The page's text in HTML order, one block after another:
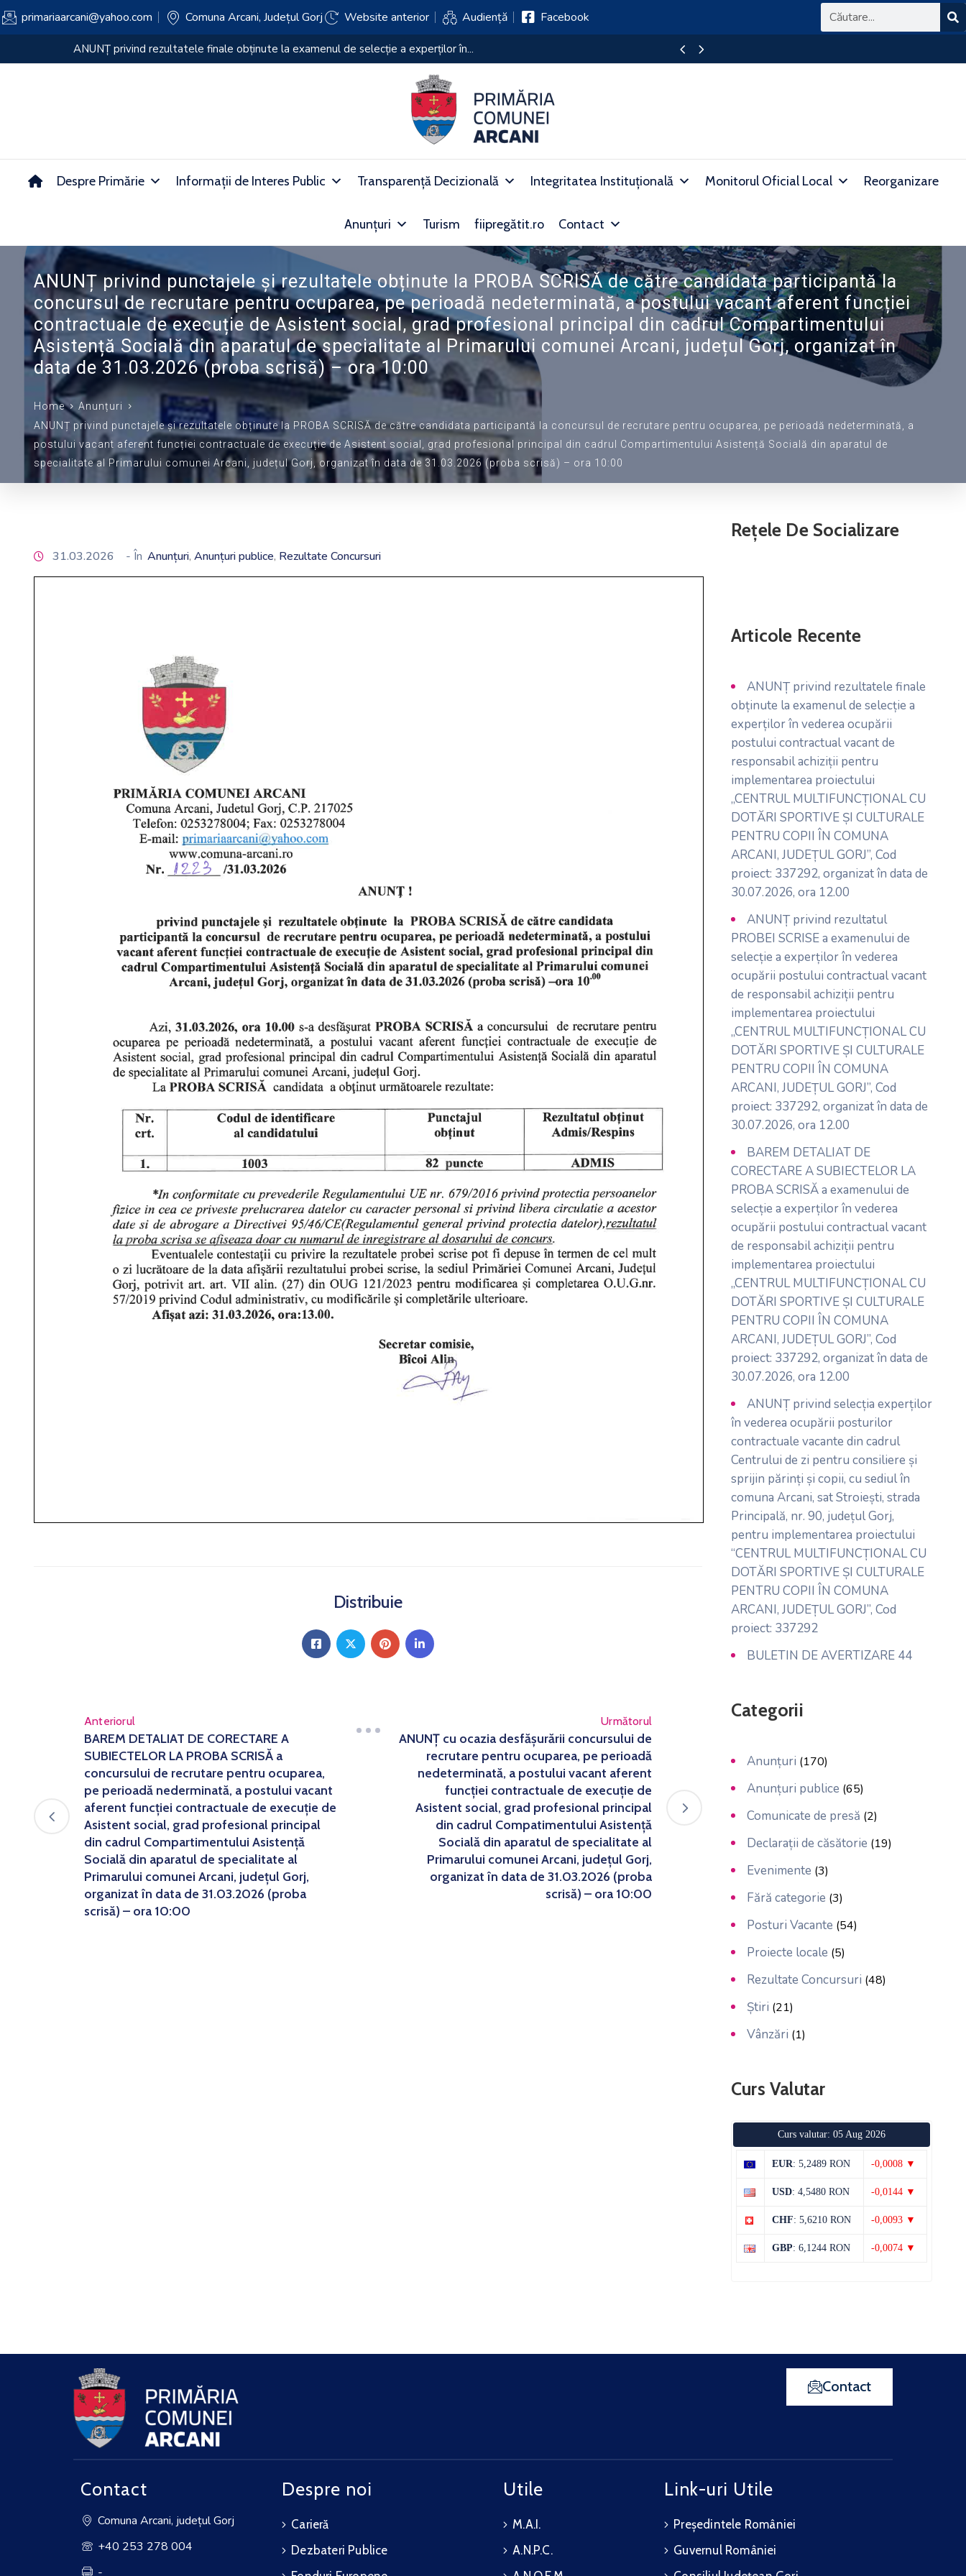
primariaarcani@yahoo.com Comuna Arcani, Județul Gorj Website anterior Audiență Facebook
ANUNȚ privind rezultatul PROBEI SCRISE a examenului de selecție a experților în...
Despre Primărie Informații de Interes Public Transparență Decizională Integritatea Instituțională Monitorul Oficial Local Reorganizare
Anunțuri Turism fiipregătit.ro Contact
ANUNȚ privind punctajele și rezultatele obținute la PROBA SCRISĂ de către candidata participantă la
concursul de recrutare pentru ocuparea, pe perioadă nedeterminată, a postului vacant aferent funcției
contractuale de execuție de Asistent social, grad profesional principal din cadrul Compartimentului
Asistență Socială din aparatul de specialitate al Primarului comunei Arcani, județul Gorj, organizat în
data de 31.03.2026 (proba scrisă) – ora 10:00
Home
Anunțuri
ANUNȚ privind punctajele și rezultatele obținute la PROBA SCRISĂ de către candidata participantă la concursul de recrutare pentru ocuparea, pe perioadă nedeterminată, a
postului vacant aferent funcției contractuale de execuție de Asistent social, grad profesional principal din cadrul Compartimentului Asistență Socială din aparatul de
specialitate al Primarului comunei Arcani, județul Gorj, organizat în data de 31.03.2026 (proba scrisă) – ora 10:00
31.03.2026 - În Anunțuri‚ Anunțuri publice‚ Rezultate Concursuri
Distribuie
Anteriorul
BAREM DETALIAT DE CORECTARE A
SUBIECTELOR LA PROBA SCRISĂ a
concursului de recrutare pentru ocuparea,
pe perioadă nederminată, a postului vacant
aferent funcției contractuale de execuție de
Asistent social, grad profesional principal
din cadrul Compartimentului Asistență
Socială din aparatul de specialitate al
Primarului comunei Arcani, județul Gorj,
organizat în data de 31.03.2026 (proba
scrisă) – ora 10:00
Următorul
ANUNȚ cu ocazia desfășurării concursului de
recrutare pentru ocuparea, pe perioadă
nedeterminată, a postului vacant aferent
funcției contractuale de execuție de
Asistent social, grad profesional principal
din cadrul Compatimentului Asistență
Socială din aparatul de specialitate al
Primarului comunei Arcani, județul Gorj,
organizat în data de 31.03.2026 (proba
scrisă) – ora 10:00
Rețele De Socializare
Articole Recente
ANUNȚ privind rezultatele finale
obținute la examenul de selecție a
experților în vederea ocupării
postului contractual vacant de
responsabil achiziții pentru
implementarea proiectului
„CENTRUL MULTIFUNCȚIONAL CU
DOTĂRI SPORTIVE ȘI CULTURALE
PENTRU COPII ÎN COMUNA
ARCANI, JUDEȚUL GORJ”, Cod
proiect: 337292, organizat în data de
30.07.2026, ora 12.00
ANUNȚ privind rezultatul
PROBEI SCRISE a examenului de
selecție a experților în vederea
ocupării postului contractual vacant
de responsabil achiziții pentru
implementarea proiectului
„CENTRUL MULTIFUNCȚIONAL CU
DOTĂRI SPORTIVE ȘI CULTURALE
PENTRU COPII ÎN COMUNA
ARCANI, JUDEȚUL GORJ”, Cod
proiect: 337292, organizat în data de
30.07.2026, ora 12.00
BAREM DETALIAT DE
CORECTARE A SUBIECTELOR LA
PROBA SCRISĂ a examenului de
selecție a experților în vederea
ocupării postului contractual vacant
de responsabil achiziții pentru
implementarea proiectului
„CENTRUL MULTIFUNCȚIONAL CU
DOTĂRI SPORTIVE ȘI CULTURALE
PENTRU COPII ÎN COMUNA
ARCANI, JUDEȚUL GORJ”, Cod
proiect: 337292, organizat în data de
30.07.2026, ora 12.00
ANUNȚ privind selecția experților
în vederea ocupării posturilor
contractuale vacante din cadrul
Centrului de zi pentru consiliere și
sprijin părinți și copii, cu sediul în
comuna Arcani, sat Stroiești, strada
Principală, nr. 90, județul Gorj,
pentru implementarea proiectului
“CENTRUL MULTIFUNCȚIONAL CU
DOTĂRI SPORTIVE ȘI CULTURALE
PENTRU COPII ÎN COMUNA
ARCANI, JUDEȚUL GORJ”, Cod
proiect: 337292
BULETIN DE AVERTIZARE 44
Categorii
Anunțuri (170)
Anunțuri publice (65)
Comunicate de presă (2)
Declarații de căsătorie (19)
Evenimente (3)
Fără categorie (3)
Posturi Vacante (54)
Proiecte locale (5)
Rezultate Concursuri (48)
Știri (21)
Vânzări (1)
Curs Valutar
Curs valutar: 05 Aug 2026
EUR: 5,2489 RON -0,0008 ▼
USD: 4,5480 RON -0,0144 ▼
CHF: 5,6210 RON -0,0093 ▼
GBP: 6,1244 RON -0,0074 ▼
Contact
Contact
Comuna Arcani, județul Gorj
+40 253 278 004
-
Despre noi
Carieră
Dezbateri Publice
Utile
M.A.I.
A.N.P.C.
Link-uri Utile
Președintele României
Guvernul României